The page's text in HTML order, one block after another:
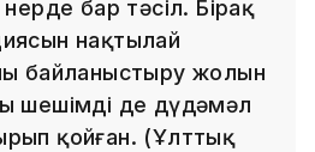
бар тәсіл. Бірақ
нақтылай
байланыстыру жолын
шешімді де дүдәмәл
қойған. (Ұлттық